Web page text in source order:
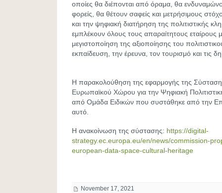
οποίες θα διέπονται από όραμα, θα
φορείς, θα θέτουν σαφείς και μετρήσιμους
και την ψηφιακή διατήρηση της πολιτιστικής
εμπλέκουν όλους τους απαραίτητους εταίρους
μεγιστοποίηση της αξιοποίησης του
εκπαίδευση, την έρευνα, τον τουρισμό και τις
Η παρακολούθηση της εφαρμογής της
Ευρωπαϊκού Χώρου για την Ψηφιακή
από Ομάδα Ειδικών που συστάθηκε από την
αυτό.
H ανακοίνωση της σύστασης: https://digital-
strategy.ec.europa.eu/en/news/commission-
european-data-space-cultural-heritage
November 17, 2021